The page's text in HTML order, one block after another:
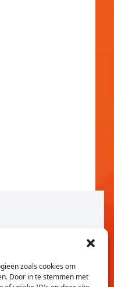
zoals cookies om
Door in te stemmen met